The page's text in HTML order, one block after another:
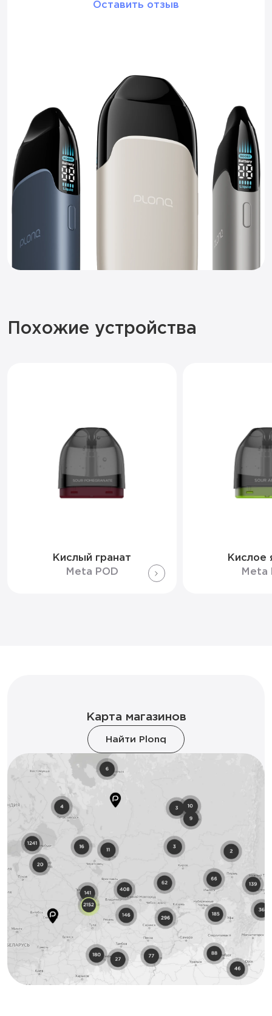
Оставить отзыв
Похожие устройства
Кислый гранат
Meta POD
Кислое
Meta
Карта магазинов
Найти Plonq